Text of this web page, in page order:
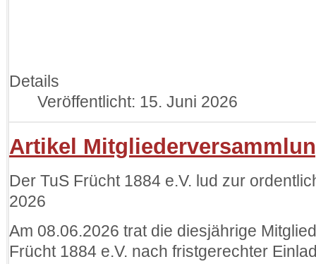
Details
Veröffentlicht: 15. Juni 2026
Artikel
Der TuS Frücht 1884 e.V. lud zur
2026
Am 08.06.2026 trat die diesjährige
Frücht 1884 e.V. nach fristgerechter